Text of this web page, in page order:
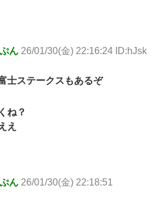
ん 26/01/30(金) 22:16:24 ID:hJsk
士ステークスもあるぞ
ね？
え
ん 26/01/30(金) 22:18:51